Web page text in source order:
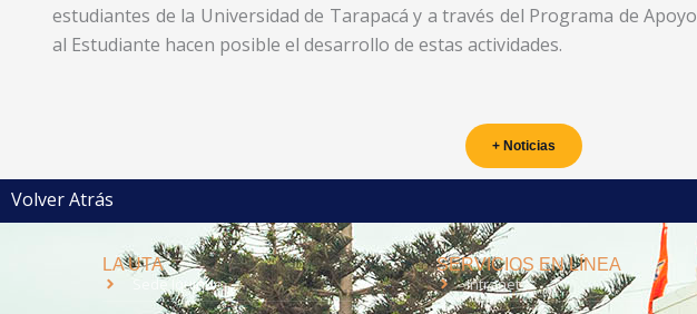
estudiantes de la Universidad de Tarapacá y a través del Programa de Apoyo
al Estudiante hacen posible el desarrollo de estas actividades.
+ Noticias
Volver Atrás
LA UTA
Sede Iquique
SERVICIOS EN LÍNEA
Intranet